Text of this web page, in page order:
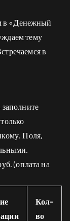
в «Денежный
тему
в
заполните
Поля,
(оплата на
Кол-
во